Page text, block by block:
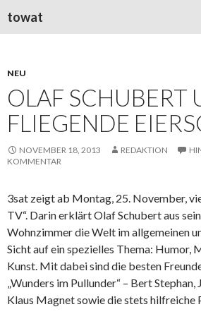
towat
NEU
OLAF SCHUBERT
FLIEGENDE
NOVEMBER 18, 2013 REDAKTION
KOMMENTAR
3sat zeigt ab Montag, 25. November,
TV“. Darin erklärt Olaf Schubert aus
Wohnzimmer die Welt im allgemeinen
Sicht auf ein spezielles Thema: Humor,
Kunst. Mit dabei sind die besten
„Wunders im Pullunder“ – Bert
Klaus Magnet sowie die stets hilfreiche